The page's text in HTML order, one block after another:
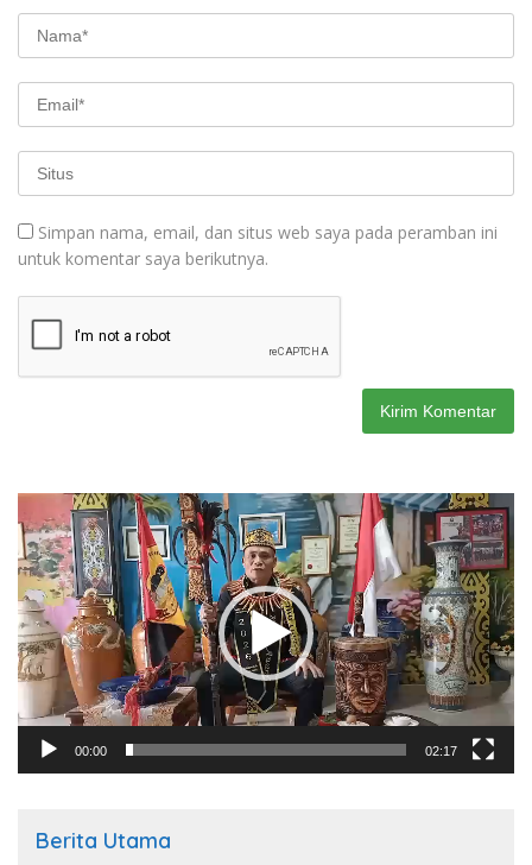
Simpan nama, email, dan situs web saya pada peramban ini
untuk komentar saya berikutnya.
Pemutar
Video
00:00 02:17
Berita Utama